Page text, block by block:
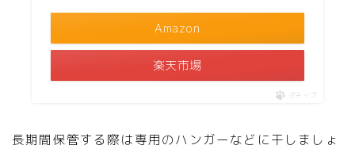
Amazon
楽天市場
ポチップ
長期間保管する際は専用のハンガーなどに干しましょ